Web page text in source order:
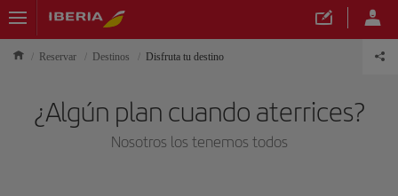
Reservar Destinos Disfruta tu destino
¿Algún plan cuando aterrices?
Nosotros los tenemos todos